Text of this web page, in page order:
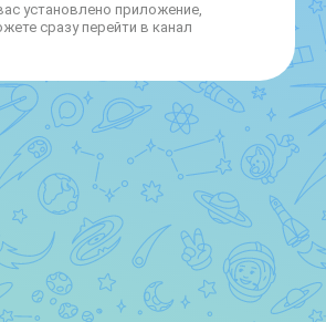
установлено приложение,
сразу перейти в канал